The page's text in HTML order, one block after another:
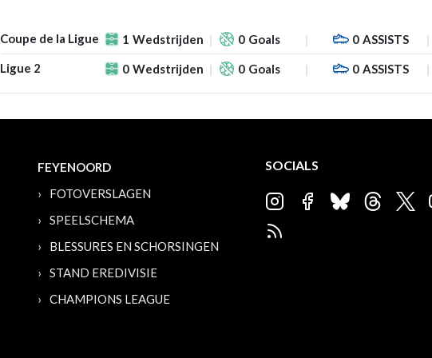
Coupe de la Ligue 1 Wedstrijden 0 Goals 0 ASSISTS
Ligue 2 0 Wedstrijden 0 Goals 0 ASSISTS
FEYENOORD
FOTOVERSLAGEN
SPEELSCHEMA
BLESSURES EN SCHORSINGEN
STAND EREDIVISIE
CHAMPIONS LEAGUE
SOCIALS